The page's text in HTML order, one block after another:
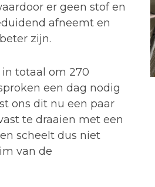
er geen stof en
afneemt en
zijn.
in totaal om 270
een dag nodig
ons dit nu een paar
te draaien met een
scheelt dus niet
van de